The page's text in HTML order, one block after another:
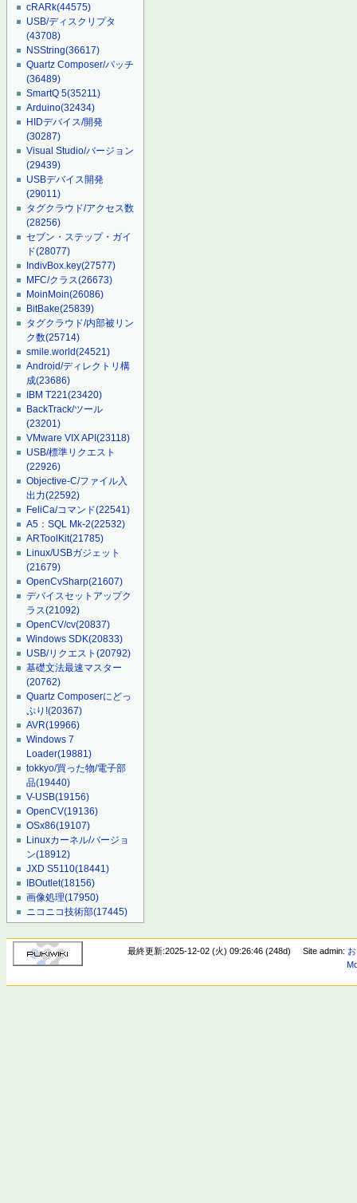
cRARk(44575)
USB/ディスクリプタ
(43708)
NSString(36617)
Quartz Composer/パッチ
(36489)
SmartQ 5(35211)
Arduino(32434)
HIDデバイス/開発
(30287)
Visual Studio/バージョン
(29439)
USBデバイス開発
(29011)
タグクラウド/アクセス数
(28256)
セブン・ステップ・ガイ
ド(28077)
IndivBox.key(27577)
MFC/クラス(26673)
MoinMoin(26086)
BitBake(25839)
タグクラウド/内部被リン
ク数(25714)
smile.world(24521)
Android/ディレクトリ構
成(23686)
IBM T221(23420)
BackTrack/ツール
(23201)
VMware VIX API(23118)
USB/標準リクエスト
(22926)
Objective-C/ファイル入
出力(22592)
FeliCa/コマンド(22541)
A5：SQL Mk-2(22532)
ARToolKit(21785)
Linux/USBガジェット
(21679)
OpenCvSharp(21607)
デバイスセットアップク
ラス(21092)
OpenCV/cv(20837)
Windows SDK(20833)
USB/リクエスト(20792)
基礎文法最速マスター
(20762)
Quartz Composerにどっ
ぷり!(20367)
AVR(19966)
Windows 7
Loader(19881)
tokkyo/買った物/電子部
品(19440)
V-USB(19156)
OpenCV(19136)
OSx86(19107)
Linuxカーネル/バージョ
ン(18912)
JXD S5110(18441)
IBOutlet(18156)
画像処理(17950)
ニコニコ技術部(17445)
最終更新:2025-12-02 (火) 09:26:46 (248d) Site admin: